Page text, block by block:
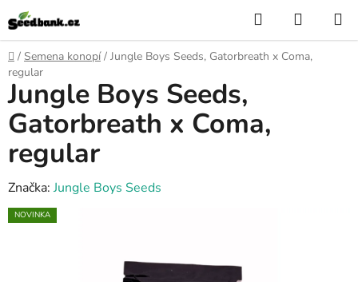
Přejít
na
obsah
Hledat
KOŠÍK
Domů
/ Semena konopí / Jungle Boys Seeds, Gatorbreath x Coma,
regular
Jungle Boys Seeds,
Gatorbreath x Coma,
regular
Značka: Jungle Boys Seeds
NOVINKA